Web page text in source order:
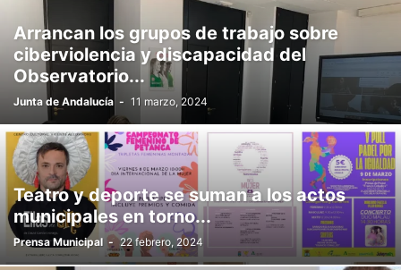
Arrancan los grupos de trabajo sobre
ciberviolencia y discapacidad del
Observatorio...
Junta de Andalucía - 11 marzo, 2024
Teatro y deporte se suman a los actos
municipales en torno...
Prensa Municipal - 22 febrero, 2024